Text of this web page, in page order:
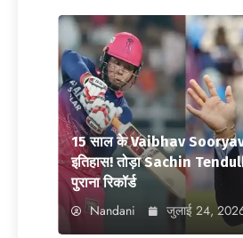
15 साल के Vaibhav
इतिहास! तोड़ा Sachin
पुराना रिकॉर्ड
Nandani जुलाई 24,